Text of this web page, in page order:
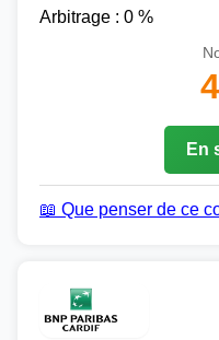
Arbitrage : 0 %
En
📖 Que penser de ce